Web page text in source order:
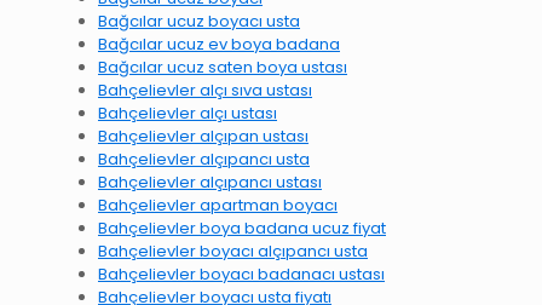
Bağcılar ucuz boyacı usta
Bağcılar ucuz ev boya badana
Bağcılar ucuz saten boya ustası
Bahçelievler alçı sıva ustası
Bahçelievler alçı ustası
Bahçelievler alçıpan ustası
Bahçelievler alçıpancı usta
Bahçelievler alçıpancı ustası
Bahçelievler apartman boyacı
Bahçelievler boya badana ucuz fiyat
Bahçelievler boyacı alçıpancı usta
Bahçelievler boyacı badanacı ustası
Bahçelievler boyacı usta fiyatı